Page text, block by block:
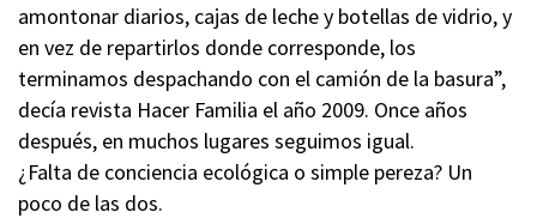
amontonar diarios, cajas de leche y botellas de vidrio, y
en vez de repartirlos donde corresponde, los
terminamos despachando con el camión de la basura”,
decía revista Hacer Familia el año 2009. Once años
después, en muchos lugares seguimos igual.
¿Falta de conciencia ecológica o simple pereza? Un
poco de las dos.